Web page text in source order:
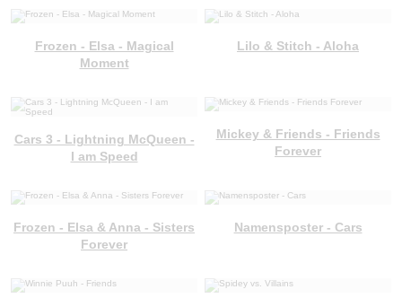
Frozen - Elsa - Magical
Moment
Lilo & Stitch - Aloha
Cars 3 - Lightning McQueen -
I am Speed
Mickey & Friends - Friends
Forever
Frozen - Elsa & Anna - Sisters
Forever
Namensposter - Cars